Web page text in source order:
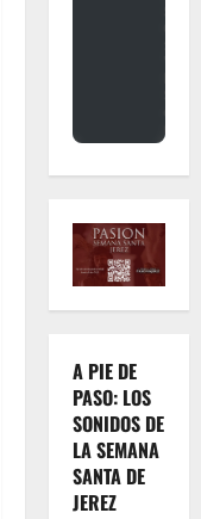
A PIE DE
PASO: LOS
SONIDOS DE
LA SEMANA
SANTA DE
JEREZ